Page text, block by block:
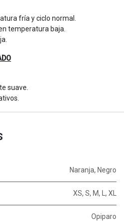
fría y ciclo normal.
temperatura baja.
suave.
Naranja, Negro
XS, S, M, L , XL
Opiparo